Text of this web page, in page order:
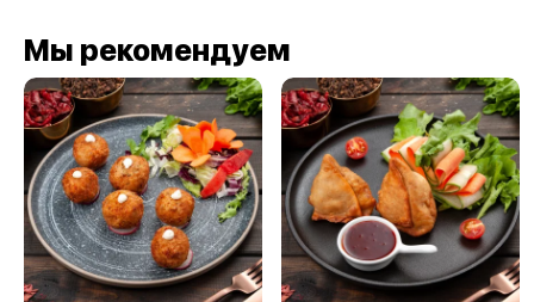
Мы рекомендуем